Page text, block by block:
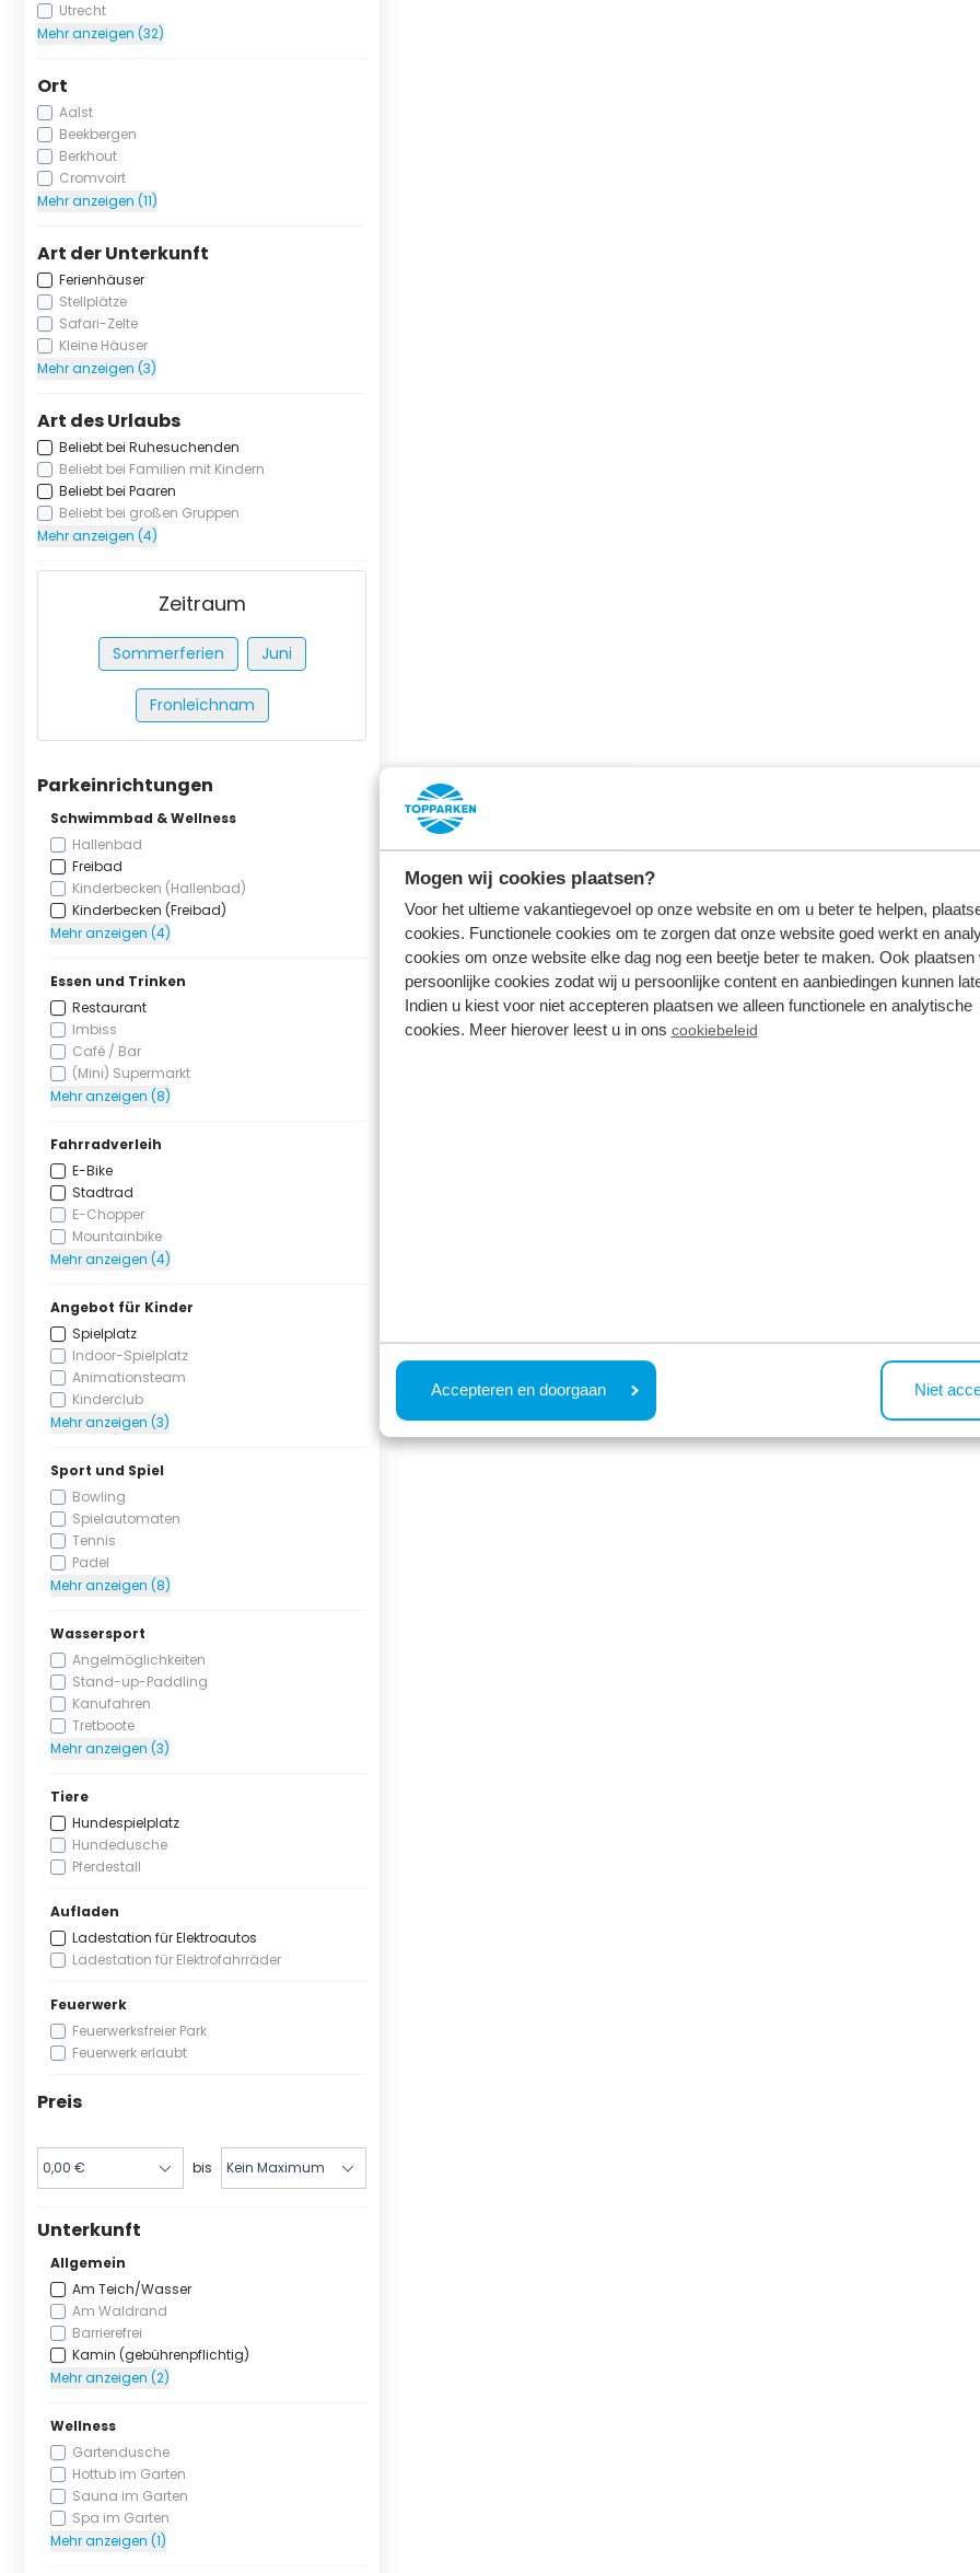
Mogen wij cookies plaatsen?
Voor het ultieme vakantiegevoel op onze website en om u beter te helpen,
cookies. Functionele cookies om te zorgen dat onze website goed werkt en
cookies om onze website elke dag nog een beetje beter te maken. Ook plaatsen
persoonlijke cookies zodat wij u persoonlijke content en aanbiedingen kunnen
Indien u kiest voor niet accepteren plaatsen we alleen functionele en analytische
cookies. Meer hierover leest u in ons cookiebeleid
Accepteren en doorgaan Niet
Utrecht
Mehr anzeigen (32)
Ort
Aalst
Beekbergen
Berkhout
Cromvoirt
Mehr anzeigen (11)
Art der Unterkunft
Ferienhäuser
Stellplätze
Safari-Zelte
Kleine Häuser
Mehr anzeigen (3)
Art des Urlaubs
Beliebt bei Ruhesuchenden
Beliebt bei Familien mit Kindern
Beliebt bei Paaren
Beliebt bei großen Gruppen
Mehr anzeigen (4)
Zeitraum
Sommerferien Juni
Fronleichnam
Parkeinrichtungen
Schwimmbad & Wellness
Hallenbad
Freibad
Kinderbecken (Hallenbad)
Kinderbecken (Freibad)
Mehr anzeigen (4)
Essen und Trinken
Restaurant
Imbiss
Café / Bar
(Mini) Supermarkt
Mehr anzeigen (8)
Fahrradverleih
E-Bike
Stadtrad
E-Chopper
Mountainbike
Mehr anzeigen (4)
Angebot für Kinder
Spielplatz
Indoor-Spielplatz
Animationsteam
Kinderclub
Mehr anzeigen (3)
Sport und Spiel
Bowling
Spielautomaten
Tennis
Padel
Mehr anzeigen (8)
Wassersport
Angelmöglichkeiten
Stand-up-Paddling
Kanufahren
Tretboote
Mehr anzeigen (3)
Tiere
Hundespielplatz
Hundedusche
Pferdestall
Aufladen
Ladestation für Elektroautos
Ladestation für Elektrofahrräder
Feuerwerk
Feuerwerksfreier Park
Feuerwerk erlaubt
Preis
bis
Unterkunft
Allgemein
Am Teich/Wasser
Am Waldrand
Barrierefrei
Kamin (gebührenpflichtig)
Mehr anzeigen (2)
Wellness
Gartendusche
Hottub im Garten
Sauna im Garten
Spa im Garten
Mehr anzeigen (1)